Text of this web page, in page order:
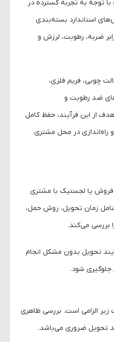
توجه به تجربه گسترده در
استاندارد بسته‌بندی
ضربه، رطوبت، لرزش و
چوبی، فریم فلزی،
ضد رطوبت و
از این فرآیند، حفظ کامل
در محل مشتری
فروش یا لجستیک با مشتری
زمان تحویل، روش حمل،
بررسی می‌کند.
تحویل بدون مشکل انجام
جلوگیری شود.
زیر الزامی است. بررسی ظاهری
تحویل ضروری می‌باشد.